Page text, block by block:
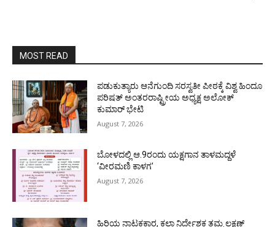
MOST READ
ಪಡುಕುತ್ಯಾರು ಆನೆಗುಂದಿ ಸರಸ್ವತೀ ಪೀಠಕ್ಕೆ ವಿಶ್ವ ಹಿಂದೂ
ಪರಿಷತ್ ಅಂತರರಾಷ್ಟ್ರೀಯ ಅಧ್ಯಕ್ಷ ಅಲೋಕ್
ಕುಮಾರ್ ಭೇಟಿ
August 7, 2026
ಬೋಳದಲ್ಲಿ ಆ.9ರಂದು ಯಕ್ಷಗಾನ ತಾಳಮದ್ದಳೆ
‘ವೀರಮಣಿ ಕಾಳಗ’
August 7, 2026
ಹಿರಿಯ ನಾಟಕಕಾರ, ಕಲಾ ನಿರ್ದೇಶಕ ತಮ್ಮ ಲಕ್ಷಣ್